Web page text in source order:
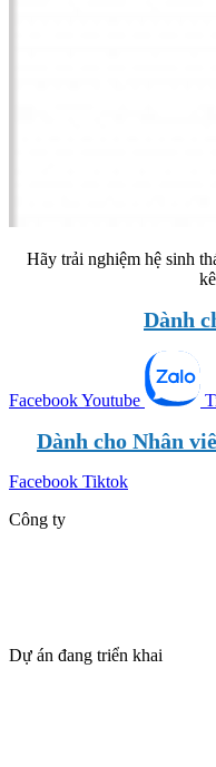
Hãy trải nghiệm hệ sinh
Dành
FacebookYoutube
Dành cho Nhân
Facebook Tiktok
Công ty
Dự án đang triển khai